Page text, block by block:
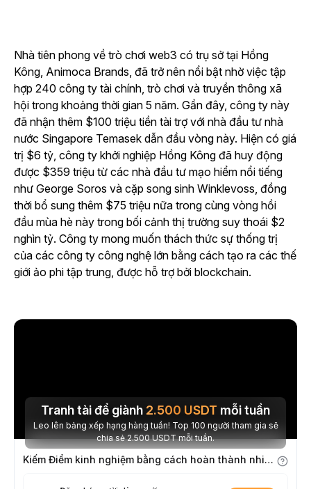
Nhà tiên phong về trò chơi web3 có trụ sở tại Hồng
Kông, Animoca Brands, đã trở nên nổi bật nhờ việc tập
hợp 240 công ty tài chính, trò chơi và truyền thông xã
hội trong khoảng thời gian 5 năm. Gần đây, công ty này
đã nhận thêm $100 triệu tiền tài trợ với nhà đầu tư nhà
nước Singapore Temasek dẫn đầu vòng này. Hiện có giá
trị $6 tỷ, công ty khởi nghiệp Hồng Kông đã huy động
được $359 triệu từ các nhà đầu tư mạo hiểm nổi tiếng
như George Soros và cặp song sinh Winklevoss, đồng
thời bổ sung thêm $75 triệu nữa trong cùng vòng hồi
đầu mùa hè này trong bối cảnh thị trường suy thoái $2
nghìn tỷ. Công ty mong muốn thách thức sự thống trị
của các công ty công nghệ lớn bằng cách tạo ra các thế
giới ảo phi tập trung, được hỗ trợ bởi blockchain.
Tranh tài để giành 2.500 USDT mỗi tuần
Leo lên bảng xếp hạng hàng tuần! Top 100 người tham gia sẽ
chia sẻ 2.500 USDT mỗi tuần.
Kiếm Điểm kinh nghiệm bằng cách hoàn thành nhiệm vụ